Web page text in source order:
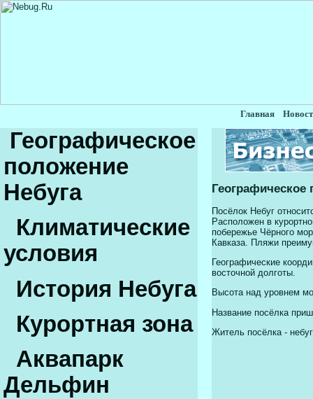
Главная
Географическое
положение
Небуга
Климатические
условия
История Небуга
Курортная зона
Аквапарк
Дельфин
Географическое
Посёлок Небуг
Расположен в
побережье Чёрного
Кавказа. Пляжи
Географические
восточной долготы.
Высота над уровнем
Название посёлка
Житель посёлка -